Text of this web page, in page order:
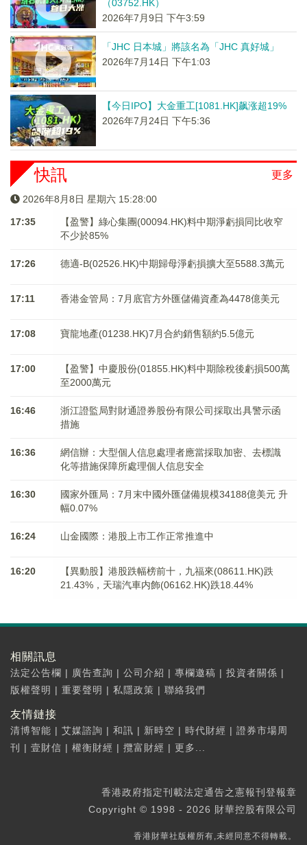
（03752.HK）
2026年7月9日 下午3:59
「JHC 日本城」將該名為「JHC 真好城」
2026年7月14日 下午1:03
【今日IPO】大金重工[1081.HK]飙涨超19%
2026年7月24日 下午5:36
更多
快訊
2026年8月8日 星期六 15:28:01
17:35
【盈警】綠心集團(00094.HK)料中期淨虧損同比收窄
不少於85%
17:26 德適-B(02526.HK)中期歸母淨虧損擴大至5588.3萬元
17:11 香港金管局：7月底官方外匯儲備資產為4478億美元
17:08 寶龍地產(01238.HK)7月合約銷售額約5.5億元
17:00
【盈警】中慶股份(01855.HK)料中期除稅後虧損500萬
至2000萬元
16:46
浙江證監局對財通證券股份有限公司採取出具警示函
措施
16:36
網信辦：大型個人信息處理者應當採取加密、去標識
化等措施保障所處理個人信息安全
16:30
國家外匯局：7月末中國外匯儲備規模34188億美元 升
幅0.07%
16:24 山金國際：港股上市工作正常推進中
16:20
【異動股】港股跌幅榜前十，九福來(08611.HK)跌
21.43%，天瑞汽車内飾(06162.HK)跌18.44%
相關訊息
法定公告欄 | 廣告查詢 | 公司介紹 | 專欄邀稿 | 投資者關係 |
版權聲明 | 重要聲明 | 私隱政策 | 聯絡我們
友情鏈接
清博智能 | 艾媒諮詢 | 和訊 | 新時空 | 時代財經 | 證券市場周
刊
| 壹財信 | 權衡財經 | 攬富財經 | 更多...
香港政府指定刊載法定通告之憲報刊登報章
Copyright © 1998 - 2026 財華控股有限公司
香港財華社版權所有,未經同意不得轉載。